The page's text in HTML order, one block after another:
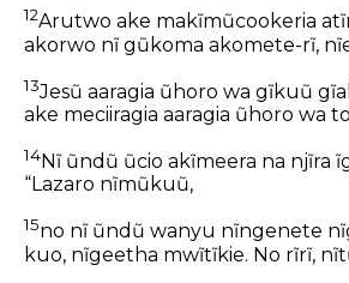
12Arutwo ake makĩmũcookeria
akorwo nĩ gũkoma akomete-rĩ,
13Jesũ aaragia ũhoro wa gĩkuũ
ake meciiragia aaragia ũhoro wa
14Nĩ ũndũ ũcio akĩmeera na njĩra
“Lazaro nĩmũkuũ,
15no nĩ ũndũ wanyu nĩngenete
kuo, nĩgeetha mwĩtĩkie. No rĩrĩ,